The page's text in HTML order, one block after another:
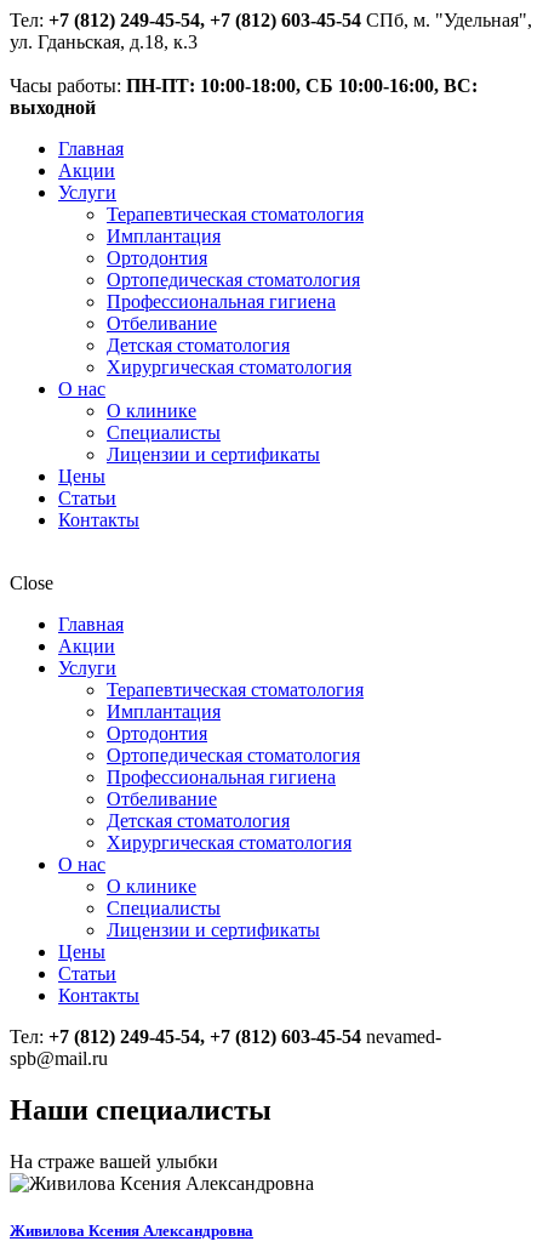
Тел: +7 (812) 249-45-54, +7 (812) 603-45-54 СПб, м. "Удельная",
ул. Гданьская, д.18, к.3
Часы работы: ПН-ПТ: 10:00-18:00, СБ 10:00-16:00, ВС:
выходной
Главная
Акции
Услуги
Терапевтическая стоматология
Имплантация
Ортодонтия
Ортопедическая стоматология
Профессиональная гигиена
Отбеливание
Детская стоматология
Хирургическая стоматология
О нас
О клинике
Специалисты
Лицензии и сертификаты
Цены
Статьи
Контакты
Close
Главная
Акции
Услуги
Терапевтическая стоматология
Имплантация
Ортодонтия
Ортопедическая стоматология
Профессиональная гигиена
Отбеливание
Детская стоматология
Хирургическая стоматология
О нас
О клинике
Специалисты
Лицензии и сертификаты
Цены
Статьи
Контакты
Тел: +7 (812) 249-45-54, +7 (812) 603-45-54 nevamed-
spb@mail.ru
Наши специалисты
На страже вашей улыбки
Живилова Ксения Александровна